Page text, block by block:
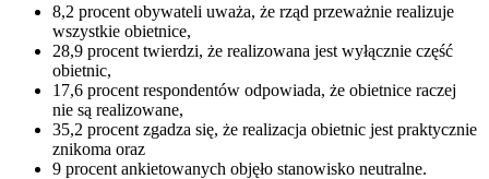
8,2 procent obywateli uważa, że rząd przeważnie realizuje
wszystkie obietnice,
28,9 procent twierdzi, że realizowana jest wyłącznie część
obietnic,
17,6 procent respondentów odpowiada, że obietnice raczej
nie są realizowane,
35,2 procent zgadza się, że realizacja obietnic jest praktycznie
znikoma oraz
9 procent ankietowanych objęło stanowisko neutralne.